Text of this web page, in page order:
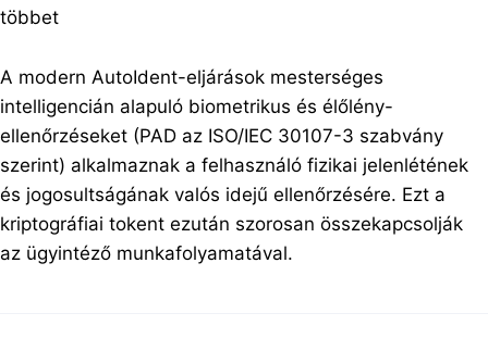
többet
A modern AutoIdent-eljárások mesterséges
intelligencián alapuló biometrikus és élőlény-
ellenőrzéseket (PAD az ISO/IEC 30107-3 szabvány
szerint) alkalmaznak a felhasználó fizikai jelenlétének
és jogosultságának valós idejű ellenőrzésére. Ezt a
kriptográfiai tokent ezután szorosan összekapcsolják
az ügyintéző munkafolyamatával.